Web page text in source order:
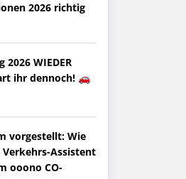
2026 richtig
2026 WIEDER
ihr dennoch! 🚗
vorgestellt: Wie
Assistent
ooono CO-